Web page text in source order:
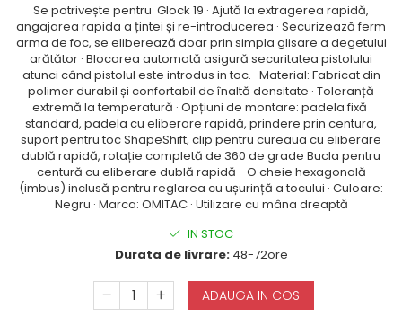
Evo Active
Evo Pasive
M-Series
Se potrivește pentru Glock 19 · Ajută la extragerea rapidă,
angajarea rapida a țintei și re-introducerea · Securizează ferm
arma de foc, se eliberează doar prin simpla glisare a degetului
arătător · Blocarea automată asigură securitatea pistolului
atunci când pistolul este introdus in toc. · Material: Fabricat din
polimer durabil și confortabil de înaltă densitate · Toleranță
extremă la temperatură · Opțiuni de montare: padela fixă ​​
standard, padela cu eliberare rapidă, prindere prin centura,
suport pentru toc ShapeShift, clip pentru cureaua cu eliberare
dublă rapidă, rotație completă de 360 ​​de grade Bucla pentru
centură cu eliberare dublă rapidă · O cheie hexagonală
(imbus) inclusă pentru reglarea cu ușurință a tocului · Culoare:
Negru · Marca: OMITAC · Utilizare cu mâna dreaptă
IN STOC
Durata de livrare:48-72ore
ADAUGA IN COS